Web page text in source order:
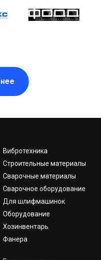
Вибротехника
Строительные материалы
Сварочные материалы
Сварочное оборудование
Для шлифмашинок
Оборудование
Хозинвентарь
Фанера